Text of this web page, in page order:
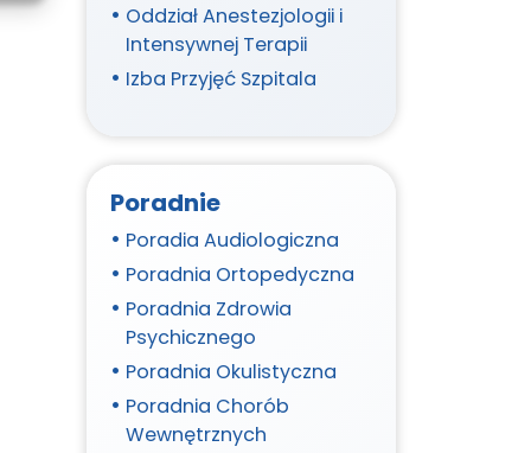
Oddział Anestezjologii i
Intensywnej Terapii
Izba Przyjęć Szpitala
Poradnie
Poradia Audiologiczna
Poradnia Ortopedyczna
Poradnia Zdrowia
Psychicznego
Poradnia Okulistyczna
Poradnia Chorób
Wewnętrznych